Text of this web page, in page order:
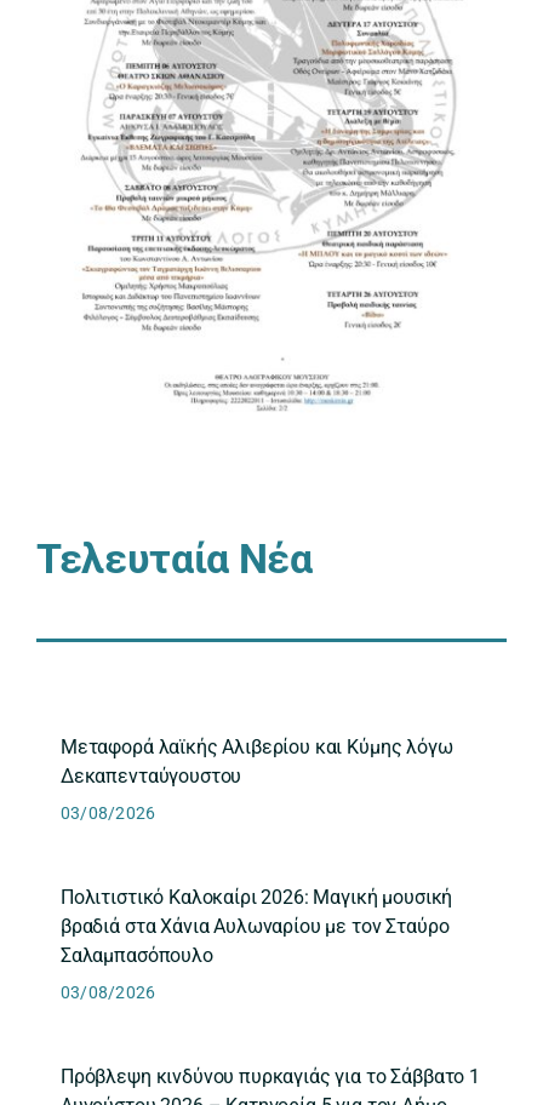
Τελευταία Νέα
Μεταφορά λαϊκής Αλιβερίου και Κύμης λόγω
Δεκαπενταύγουστου
03/08/2026
Πολιτιστικό Καλοκαίρι 2026: Μαγική μουσική
βραδιά στα Χάνια Αυλωναρίου με τον Σταύρο
Σαλαμπασόπουλο
03/08/2026
Πρόβλεψη κινδύνου πυρκαγιάς για το Σάββατο 1